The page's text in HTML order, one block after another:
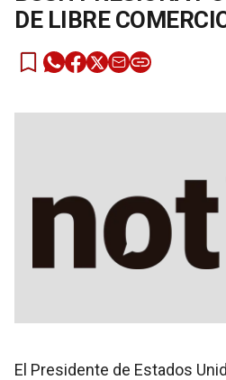
DE LIBRE
El Presidente de Estados